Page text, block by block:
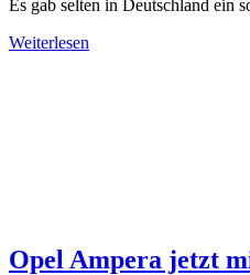
Es gab selten in Deutschland ein
Weiterlesen
Opel Ampera jetzt